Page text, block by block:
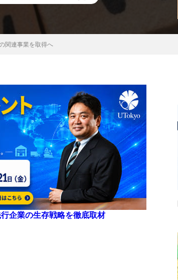
関連事業を取得へ
企業の生存戦略を徹底取材